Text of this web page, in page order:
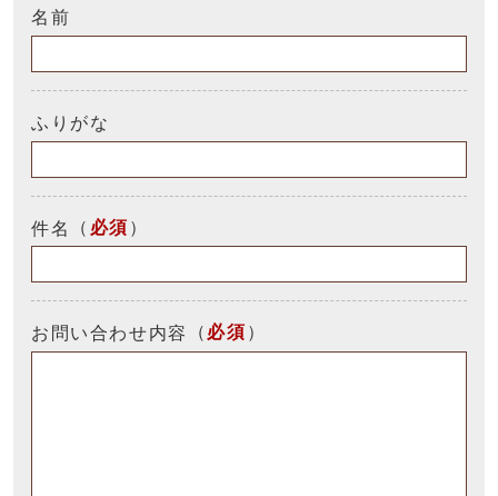
名前
ふりがな
件名 （ 必須 ）
お問い合わせ内容 （ 必須 ）